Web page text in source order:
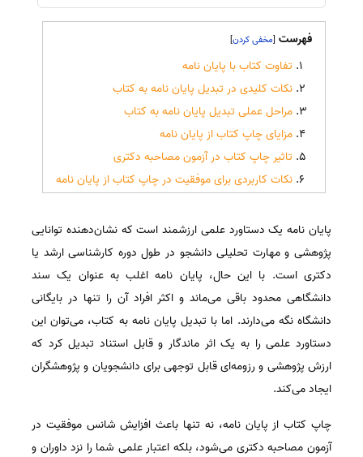
فهرست [
]
تفاوت کتاب با پایان نامه
نکات کلیدی در تبدیل پایان نامه به کتاب
مراحل عملی تبدیل پایان نامه به کتاب
مزایای چاپ کتاب از پایان نامه
تاثیر چاپ کتاب در آزمون مصاحبه دکتری
نکات کاربردی برای موفقیت در چاپ کتاب از پایان نامه
پایان نامه یک دستاورد علمی ارزشمند است که نشان‌دهنده توانایی
پژوهشی و مهارت تحلیلی دانشجو در طول دوره کارشناسی ارشد یا
دکتری است. با این حال، پایان نامه اغلب به عنوان یک سند
دانشگاهی محدود باقی می‌ماند و اکثر افراد آن را تنها در بایگانی
دانشگاه نگه می‌دارند. اما با تبدیل پایان نامه به کتاب، می‌توان این
دستاورد علمی را به یک اثر ماندگار و قابل استناد تبدیل کرد که
ارزش پژوهشی و رزومه‌ای قابل توجهی برای دانشجویان و پژوهشگران
ایجاد می‌کند.
چاپ کتاب از پایان نامه، نه تنها باعث افزایش شانس موفقیت در
آزمون مصاحبه دکتری می‌شود، بلکه اعتبار علمی شما را نزد داوران و